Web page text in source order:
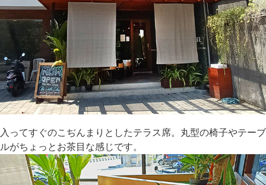
入ってすぐのこぢんまりとしたテラス席。丸型の椅子やテーブ
ルがちょっとお茶目な感じです。